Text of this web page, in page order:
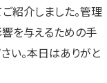
紹介しました。管理
を与えるための手
い。本日はありがと